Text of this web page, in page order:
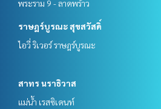
พระราม 9 - ลาดพร้าว
ราษฎร์บูรณะ สุขสวัสดิ์
ไอวี่ ริเวอร์ ราษฎร์บูรณะ
สาทร นราธิวาส
แม่น้ำ เรสซิเดนท์